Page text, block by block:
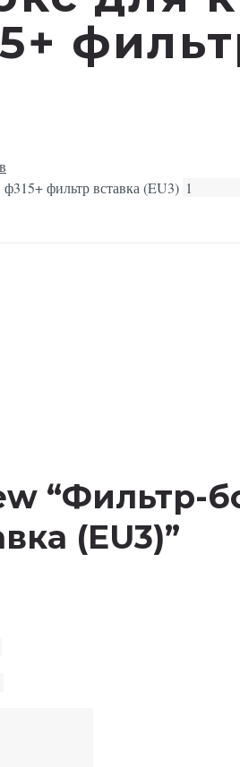
фильтр вставка (EU3)
“Фильтр-
(EU3)”